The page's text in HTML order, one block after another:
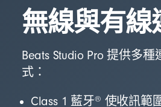
無線與有線
Beats Studio Pro 提供多
式：
Class 1 藍牙® 使收訊範